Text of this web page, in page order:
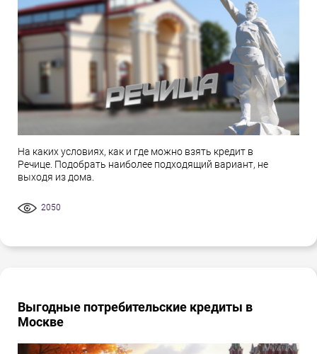
На каких условиях, как и где можно взять кредит в
Речице. Подобрать наиболее подходящий вариант, не
выходя из дома.
2050
Выгодные потребительские кредиты в
Москве